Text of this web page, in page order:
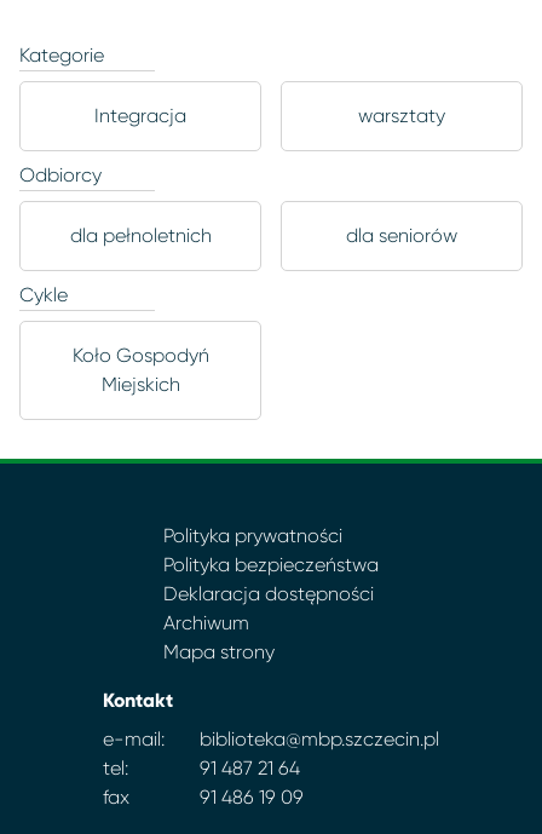
Kategorie
Integracja warsztaty
Odbiorcy
dla pełnoletnich dla seniorów
Cykle
Koło Gospodyń
Miejskich
Polityka prywatności
Polityka bezpieczeństwa
Deklaracja dostępności
Archiwum
Mapa strony
Kontakt
e-mail:
biblioteka@mbp.szczecin.pl
tel:
91 487 21 64
fax
91 486 19 09